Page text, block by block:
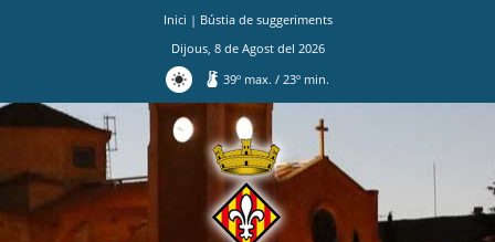
Inici | Bústia de suggeriments
Dijous, 8de Agostdel 2026
39º max./ 23º min.